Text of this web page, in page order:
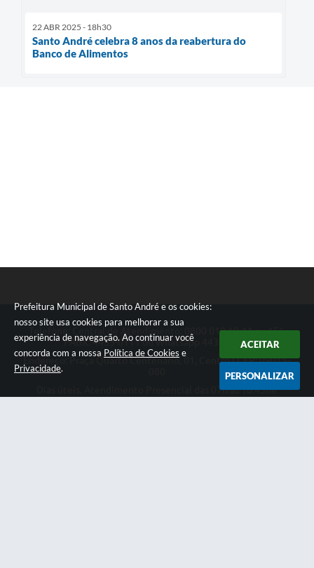
Prefeitura Municipal de Santo André e os cookies:
nosso site usa cookies para melhorar a sua
experiência de navegação. Ao continuar você
concorda com a nossa Política de Cookies e
Privacidade.
ACEITAR
PERSONALIZAR
22 ABR 2025 - 18h30
Santo André celebra 8 anos da reabertura do
Banco de Alimentos
Telefone: Central de Atendimento: 0800 019 19 44 ou 156
PABX: 4433-0111 ou Whatsapp 4433-0123
Endereço: Praça Quarto Centenário, 01, Centro | CEP: 09015-
Dias úteis, Atendimento Presencial das 07h as 18:45he